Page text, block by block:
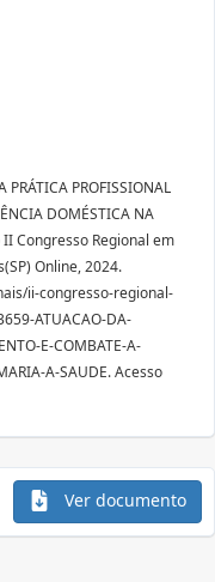
PROFISSIONAL
DOMÉSTICA NA
II Congresso Regional em
Online, 2024.
ii-congresso-regional-
ATUACAO-DA-
E-COMBATE-A-
A-SAUDE. Acesso
Ver documento